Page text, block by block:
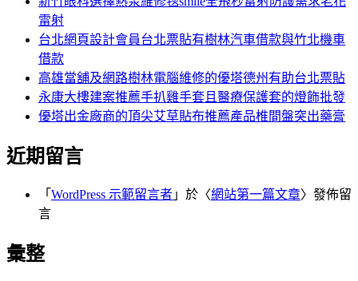
雷射
台北網頁設計會員台北票貼有樹林汽車借款與竹北機車
借款
高雄當舖及網路樹林電腦維修的優塔德州有助台北票貼
永康大樓建案推薦手扒雞手套且醫療保護套的燈飾批發
優塔出金廠商的頂尖艾草貼布推薦產品椎間盤突出藥膏
近期留言
「 WordPress 示範留言者 」於〈網站第一篇文章〉發佈留
言
彙整